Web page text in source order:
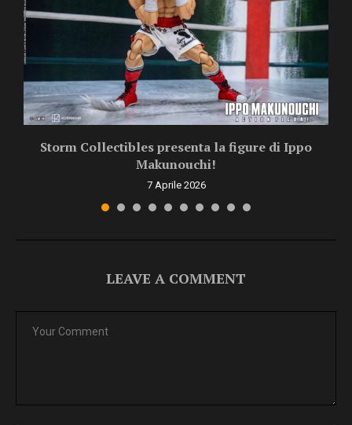
Storm Collectibles presenta la figure di Ippo
Makunouchi!
7 Aprile 2026
LEAVE A COMMENT